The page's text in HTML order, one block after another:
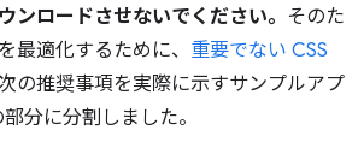
ンロードさせないでください。 そのた
最適化するために、 重要でない CSS
の推奨事項を実際に示すサンプルアプ
分に分割しました。